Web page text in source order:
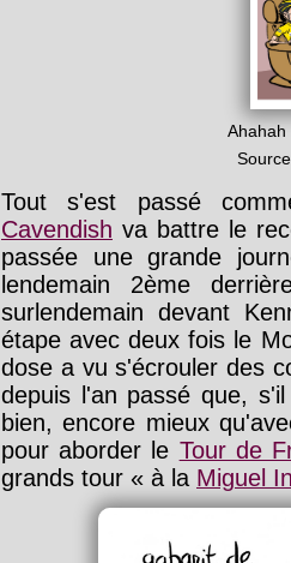
Ahahah
Tout s'est passé
Cavendish va battre le
passée une grande
lendemain 2ème
surlendemain devant
étape avec deux fois le
dose a vu s'écrouler des
depuis l'an passé que,
bien, encore mieux
pour aborder le Tour de
grands tour « à la Miguel